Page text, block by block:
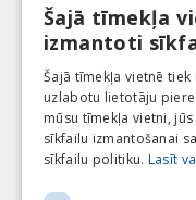
Seko mums
Šajā tīmekļa
izmantoti
Šajā tīmekļa vietnē
uzlabotu lietotāju
mūsu tīmekļa vietni,
sīkfailu izmantošanai
sīkfailu politiku. Lasīt